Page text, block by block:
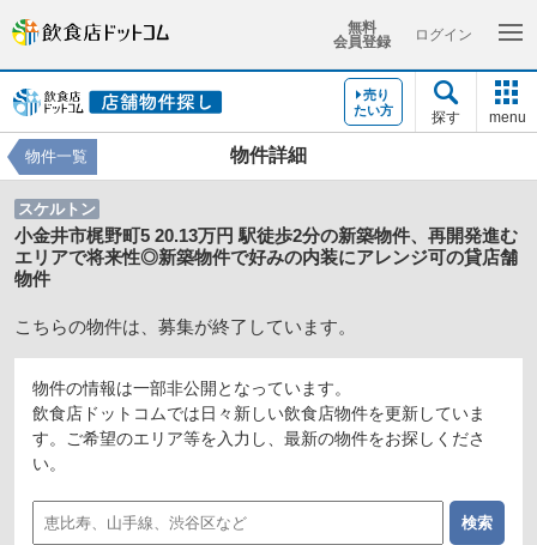
無料
会員登録
ログイン
売り
たい方
探す menu
物件詳細
物件一覧
スケルトン
小金井市梶野町5 20.13万円 駅徒歩2分の新築物件、再開発進む
エリアで将来性◎新築物件で好みの内装にアレンジ可の貸店舗
物件
こちらの物件は、募集が終了しています。
物件の情報は一部非公開となっています。
飲食店ドットコムでは日々新しい飲食店物件を更新していま
す。ご希望のエリア等を入力し、最新の物件をお探しくださ
い。